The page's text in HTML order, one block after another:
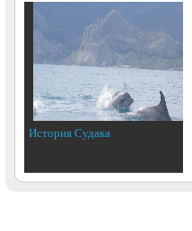
История Судака